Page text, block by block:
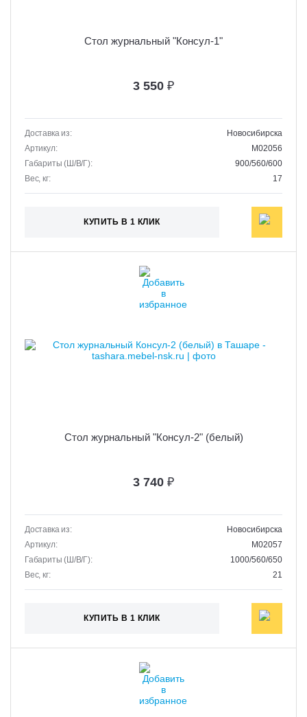
Стол журнальный "Консул-1"
3 550 ₽
Доставка из:
Новосибирска
Артикул:
M02056
Габариты (Ш/В/Г):
900/560/600
Вес, кг:
17
КУПИТЬ В 1 КЛИК
Стол журнальный "Консул-2" (белый)
3 740 ₽
Доставка из:
Новосибирска
Артикул:
M02057
Габариты (Ш/В/Г):
1000/560/650
Вес, кг:
21
КУПИТЬ В 1 КЛИК